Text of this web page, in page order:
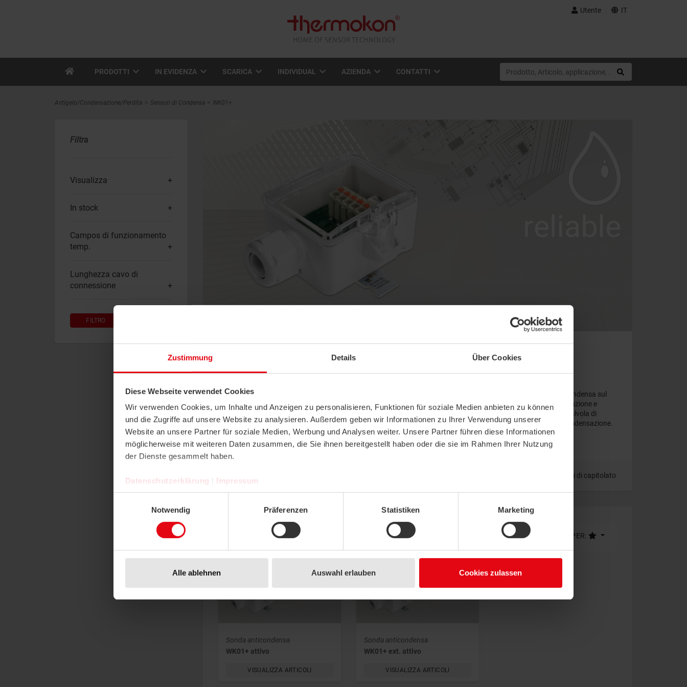
Zustimmung Details Über Cookies
Diese Webseite verwendet Cookies
Wir verwenden Cookies, um Inhalte und Anzeigen zu personalisieren, Funktionen für soziale Medien anbieten zu können
und die Zugriffe auf unsere Website zu analysieren. Außerdem geben wir Informationen zu Ihrer Verwendung unserer
Website an unsere Partner für soziale Medien, Werbung und Analysen weiter. Unsere Partner führen diese Informationen
möglicherweise mit weiteren Daten zusammen, die Sie ihnen bereitgestellt haben oder die sie im Rahmen Ihrer Nutzung
der Dienste gesammelt haben.
Datenschutzerklärung
Impressum
Notwendig
Präferenzen Statistiken Marketing
Alle ablehnen Auswahl erlauben Cookies zulassen
Utente IT
PRODOTTI IN EVIDENZA SCARICA INDIVIDUAL AZIENDA CONTATTI
Antigelo/Condensazione/Perdita Sensori di Condensa WK01+
Filtra
Visualizza
In stock
Campos di funzionamento
temp.
Lunghezza cavo di
connessione
FILTRO
WK01+
Monitor di condensazione per il rilevamento della condensa sui soffitti di raffreddamento. Il monitor registra la condensa sul
prisma di contatto (posteriore). L'apparecchio contiene il sensore e l'elettronica di valutazione. Con LED di segnalazione e
contatto a relè per il collegamento ai sistemi di controllo e di visualizzazione o per il collegamento in serie con la valvola di
raffreddamento, in modo da interrompere direttamente il flusso dell'acqua di raffreddamento quando inizia la condensazione.
Nella versione esterna il sensore è separato da un cavo di 2 m.
Testi di capitolato
LISTA DI
COMPARAZIONE
LIMITE (36) ORDINA PER:
Sonda anticondensa
WK01+ attivo
VISUALIZZA ARTICOLI
Sonda anticondensa
WK01+ ext. attivo
VISUALIZZA ARTICOLI